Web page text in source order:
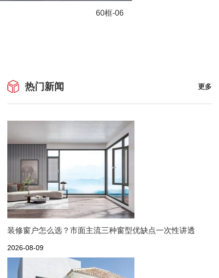
60框-06
热门新闻 更多
装修窗户怎么选？市面主流三种窗型优缺点一次性讲透
2026-08-09